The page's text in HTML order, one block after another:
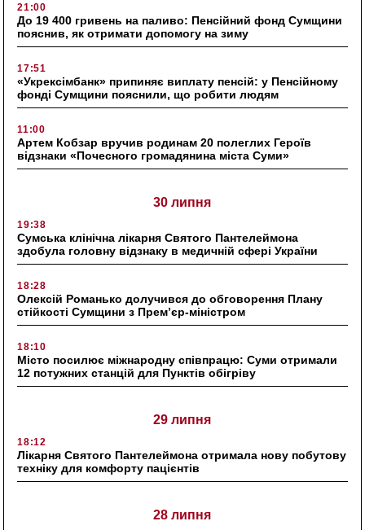
21:00
До 19 400 гривень на паливо: Пенсійний фонд Сумщини
пояснив, як отримати допомогу на зиму
17:51
«Укрексімбанк» припиняє виплату пенсій: у Пенсійному
фонді Сумщини пояснили, що робити людям
11:00
Артем Кобзар вручив родинам 20 полеглих Героїв
відзнаки «Почесного громадянина міста Суми»
30 липня
19:38
Сумська клінічна лікарня Святого Пантелеймона
здобула головну відзнаку в медичній сфері України
18:28
Олексій Романько долучився до обговорення Плану
стійкості Сумщини з Прем’єр-міністром
18:10
Місто посилює міжнародну співпрацю: Суми отримали
12 потужних станцій для Пунктів обігріву
29 липня
18:12
Лікарня Святого Пантелеймона отримала нову побутову
техніку для комфорту пацієнтів
28 липня